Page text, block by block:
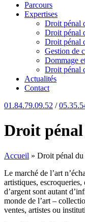
Parcours
Expertises
Droit pénal
Droit pénal
Droit pénal
Gestion de
Dommage
Droit pénal
Actualités
Contact
01.84.79.09.52 /
Droit
Accueil » Droit pénal du
Le marché de l’art
artistiques,
d’argent sont autant
monde de l’art –
ventes, artistes ou